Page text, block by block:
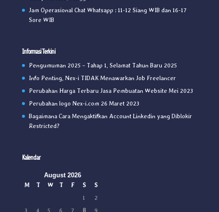
Jam Operasional Chat Whatsapp : 11-12 Siang WIB dan 16-17
Sore WIB
Informasi Terkini
Pengumuman 2025 – Tahap 1, Selamat Tahun Baru 2025
Info Penting, Nex-i TIDAK Menawarkan Job Freelancer
Perubahan Harga Terbaru Jasa Pembuatan Website Mei 2023
Perubahan logo Nex-i.com 26 Maret 2023
Bagaimana Cara Mengaktifkan Account Linkedin yang Diblokir
Restricted?
Kalendar
August 2026
M T W T F S
S
1
2